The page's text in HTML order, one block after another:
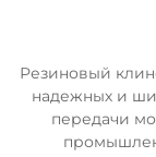
Резиновый
надежных и
передачи